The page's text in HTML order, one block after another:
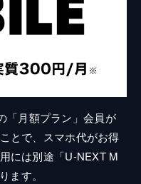
「月額プラン」会員が
とで、スマホ代がお得
には別途「U-NEXT M
ます。